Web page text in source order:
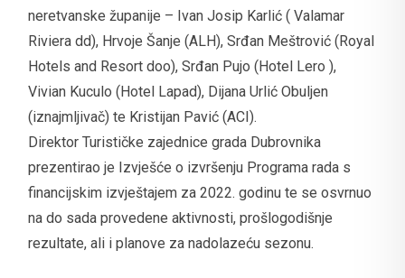
neretvanske županije – Ivan Josip Karlić ( Valamar
Riviera dd), Hrvoje Šanje (ALH), Srđan Meštrović (Royal
Hotels and Resort doo), Srđan Pujo (Hotel Lero ),
Vivian Kuculo (Hotel Lapad), Dijana Urlić Obuljen
(iznajmljivač) te Kristijan Pavić (ACI).
Direktor Turističke zajednice grada Dubrovnika
prezentirao je Izvješće o izvršenju Programa rada s
financijskim izvještajem za 2022. godinu te se osvrnuo
na do sada provedene aktivnosti, prošlogodišnje
rezultate, ali i planove za nadolazeću sezonu.